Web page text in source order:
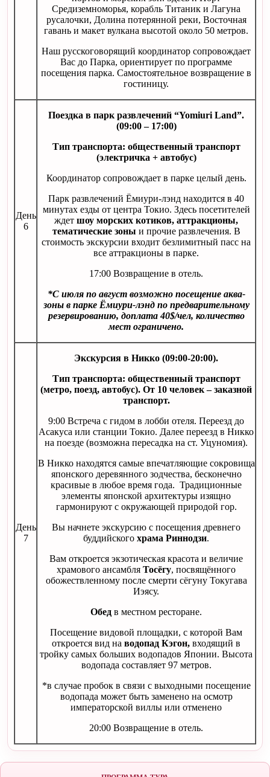
Средиземноморья, корабль Титаник и Лагуна
русалочки, Долина потерянной реки, Восточная
гавань и макет вулкана высотой около 50 метров.
Наш русскоговорящий координатор сопровождает
Вас до Парка, ориентирует по программе
посещения парка. Самостоятельное возвращение в
гостиницу.
День
6
Поездка в парк развлечений “Yomiuri Land”.
(09:00 – 17:00)
Тип транспорта: общественный транспорт
(электричка + автобус)
Координатор сопровождает в парке целый день.
Парк развлечений Ёмиури-лэнд находится в 40
минутах езды от центра Токио. Здесь посетителей
ждет шоу морских котиков, аттракционы,
тематические зоны и прочие развлечения. В
стоимость экскурсии входит безлимитный пасс на
все аттракционы в парке.
17:00 Возвращение в отель.
*С июля по август возможно посещение аква-
зоны в парке Ёмиури-лэнд по предварительному
резервированию, доплата 40$/чел, количество
мест ограничено.
День
7
Экскурсия в Никко (09:00-20:00).
Тип транспорта: общественный транспорт
(метро, поезд, автобус). От 10 человек – заказной
транспорт.
9:00 Встреча с гидом в лобби отеля. Переезд до
Асакуса или станции Токио. Далее переезд в Никко
на поезде (возможна пересадка на ст. Уцуномия).
В Никко находятся самые впечатляющие сокровища
японского деревянного зодчества, бесконечно
красивые в любое время года. Традиционные
элементы японской архитектуры изящно
гармонируют с окружающей природой гор.
Вы начнете экскурсию с посещения древнего
буддийского храма Риннодзи.
Вам откроется экзотическая красота и величие
храмового ансамбля Тосёгу, посвящённого
обожествленному после смерти сёгуну Токугава
Иэясу.
Обед в местном ресторане.
Посещение видовой площадки, с которой Вам
откроется вид на водопад Кэгон, входящий в
тройку самых больших водопадов Японии. Высота
водопада составляет 97 метров.
*в случае пробок в связи с выходными посещение
водопада может быть заменено на осмотр
императорской виллы или отменено
20:00 Возвращение в отель.